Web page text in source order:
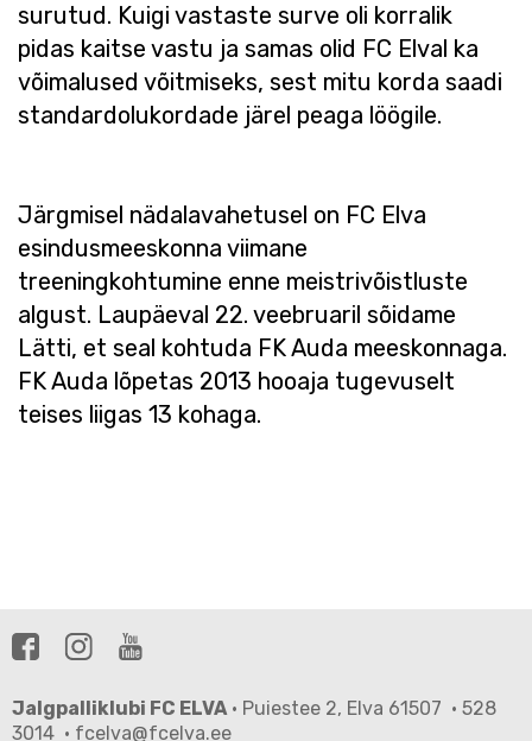
surutud. Kuigi vastaste surve oli korralik
pidas kaitse vastu ja samas olid FC Elval ka
võimalused võitmiseks, sest mitu korda saadi
standardolukordade järel peaga löögile.
Järgmisel nädalavahetusel on FC Elva
esindusmeeskonna viimane
treeningkohtumine enne meistrivõistluste
algust. Laupäeval 22. veebruaril sõidame
Lätti, et seal kohtuda FK Auda meeskonnaga.
FK Auda lõpetas 2013 hooaja tugevuselt
teises liigas 13 kohaga.
Jalgpalliklubi FC ELVA· Puiestee 2, Elva 61507 · 528
3014 · fcelva@fcelva.ee